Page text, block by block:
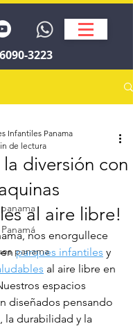
6090-3223
panama
diversión con
al aire libre!
Infantiles Panama
de lectura
nos enorgullece
en parques infantiles y
al aire libre en
espacios
diseñados pensando
la durabilidad y la